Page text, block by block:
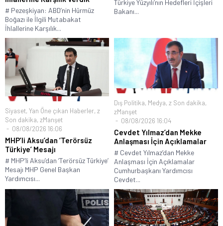
# Pezeşkiyan: ABD’nin Hürmüz
Boğazı ile İlgili Mutabakat
İhlallerine Karşılık...
Türkiye Yüzyılı’nın Hedefleri İçişleri
Bakanı...
Siyaset, Yan Öne çıkan Haberler, z
Son dakika, zManşet
08/08/2026 16:06
MHP’li Aksu’dan ‘Terörsüz
Türkiye’ Mesajı
# MHP’li Aksu’dan ‘Terörsüz Türkiye’
Mesajı MHP Genel Başkan
Yardımcısı...
Dış Politika, Medya, z Son dakika,
zManşet
08/08/2026 16:04
Cevdet Yılmaz’dan Mekke
Anlaşması İçin Açıklamalar
# Cevdet Yılmaz’dan Mekke
Anlaşması İçin Açıklamalar
Cumhurbaşkanı Yardımcısı
Cevdet...